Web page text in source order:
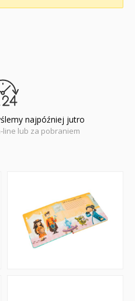
najpóźniej jutro
line lub za pobraniem